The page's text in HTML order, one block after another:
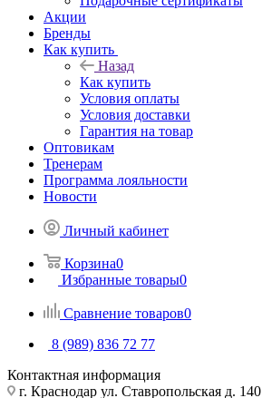
Акции
Бренды
Как купить
Назад
Как купить
Условия оплаты
Условия доставки
Гарантия на товар
Оптовикам
Тренерам
Программа лояльности
Новости
Личный кабинет
Корзина0
Избранные товары0
Сравнение товаров0
8 (989) 836 72 77
Контактная информация
г. Краснодар ул. Ставропольская д. 140